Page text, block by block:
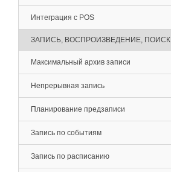
Интеграция с POS
ЗАПИСЬ, ВОСПРОИЗВЕДЕНИЕ, ПОИСК
Максимальный архив записи
Непрерывная запись
Планирование предзаписи
Запись по событиям
Запись по расписанию